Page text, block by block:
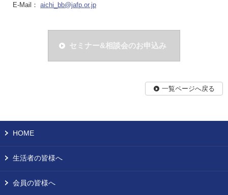
E-Mail： aichi_bb@jafp.or.jp
セミナー&相談会のお申込み
一覧ページへ戻る
HOME
生活者の皆様へ
会員の皆様へ